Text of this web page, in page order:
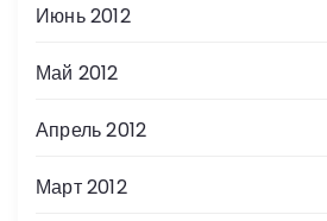
Июнь 2012
Май 2012
Апрель 2012
Март 2012